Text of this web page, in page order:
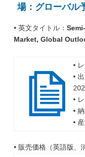
場：グローバル
• 英文タイトル：
Market, Global
•
•
•
•
•
• 販売価格（英語版、